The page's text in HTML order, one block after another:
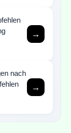
→
nach
→